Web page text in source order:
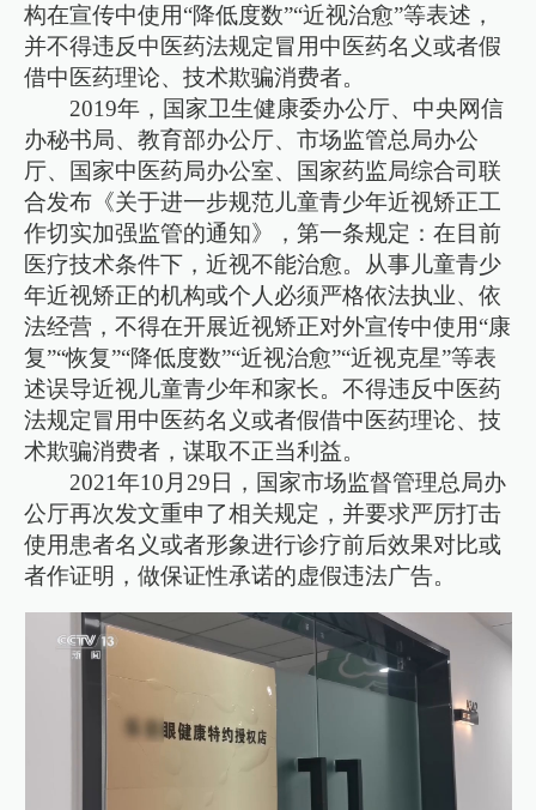
构在宣传中使用“降低度数”“近视治愈”等表述，
并不得违反中医药法规定冒用中医药名义或者假
借中医药理论、技术欺骗消费者。
2019年，国家卫生健康委办公厅、中央网信
办秘书局、教育部办公厅、市场监管总局办公
厅、国家中医药局办公室、国家药监局综合司联
合发布《关于进一步规范儿童青少年近视矫正工
作切实加强监管的通知》，第一条规定：在目前
医疗技术条件下，近视不能治愈。从事儿童青少
年近视矫正的机构或个人必须严格依法执业、依
法经营，不得在开展近视矫正对外宣传中使用“康
复”“恢复”“降低度数”“近视治愈”“近视克星”等表
述误导近视儿童青少年和家长。不得违反中医药
法规定冒用中医药名义或者假借中医药理论、技
术欺骗消费者，谋取不正当利益。
2021年10月29日，国家市场监督管理总局办
公厅再次发文重申了相关规定，并要求严厉打击
使用患者名义或者形象进行诊疗前后效果对比或
者作证明，做保证性承诺的虚假违法广告。